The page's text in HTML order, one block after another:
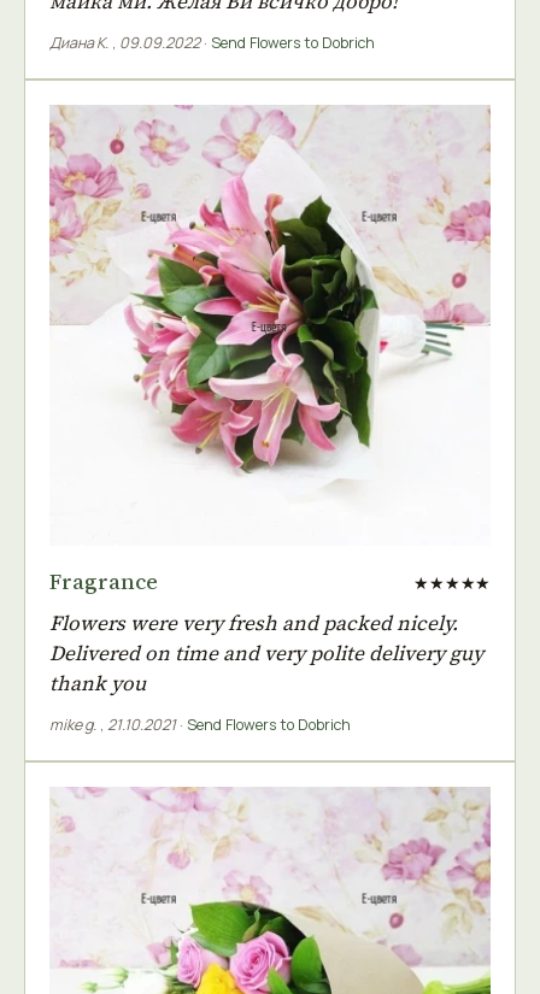
Диана К. , 09.09.2022· Send Flowers to Dobrich
Fragrance ★★★★★
Flowers were very fresh and packed nicely.
Delivered on time and very polite delivery guy
thank you
mike g. , 21.10.2021· Send Flowers to Dobrich